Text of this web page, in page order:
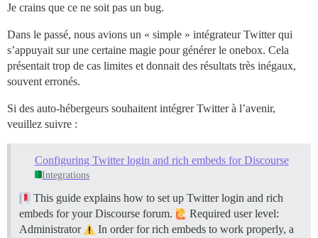
Je crains que ce ne soit pas un bug.
Dans le passé, nous avions un « simple » intégrateur Twitter qui
s’appuyait sur une certaine magie pour générer le onebox. Cela
présentait trop de cas limites et donnait des résultats très inégaux,
souvent erronés.
Si des auto-hébergeurs souhaitent intégrer Twitter à l’avenir,
veuillez suivre :
Configuring Twitter login and rich embeds for Discourse
Integrations
This guide explains how to set up Twitter login and rich
embeds for your Discourse forum.
Required user level:
Administrator
In order for rich embeds to work properly, a